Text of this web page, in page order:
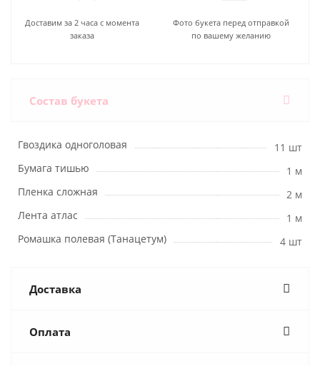
Доставим за 2 часа с момента
заказа
Фото букета перед отправкой
по вашему желанию
Состав букета
Гвоздика одноголовая
11 шт
Бумага тишью
1 м
Пленка сложная
2 м
Лента атлас
1 м
Ромашка полевая (Танацетум)
4 шт
Доставка
Оплата